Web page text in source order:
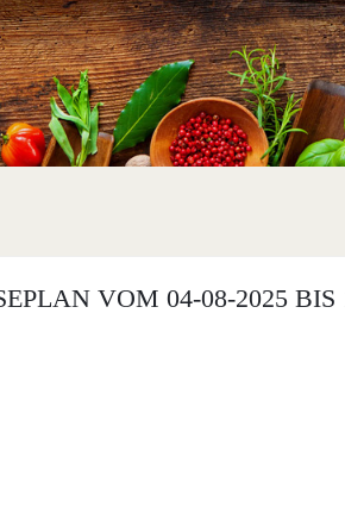
VOM 04-08-2025 BIS